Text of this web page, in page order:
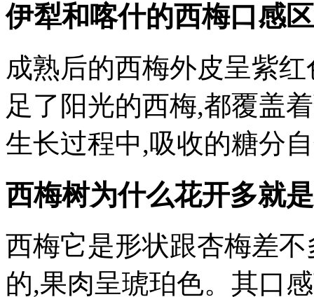
伊犁和喀什的西梅口感
成熟后的西梅外皮呈紫
足了阳光的西梅,都覆盖
生长过程中,吸收的糖分
西梅树为什么花开多就
西梅它是形状跟杏梅差
的,果肉呈琥珀色。其口